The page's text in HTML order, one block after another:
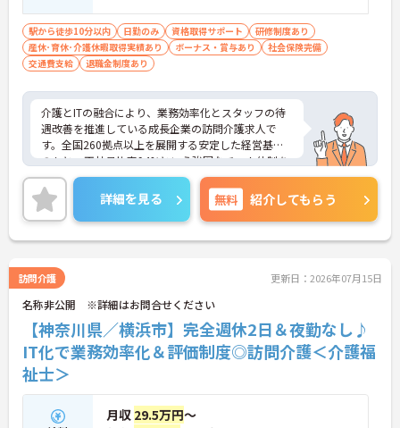
【20年以上黒字経営の安定基盤のもと、長期的に活
躍できます】
・横浜型地域貢献企業にも認定された信頼ある法人
で、ライフステージが変わっても安心して働き続け
られます
・育児短時間勤務や永年勤続表彰制度など、スタッ
フの貢献をしっかりと評価し還元する体制が整って
います
駅から徒歩10分以内 日勤のみ 資格取得サポート
研修制度あり
産休･育休･介護休暇取得実績あり
ボーナス・賞与あり
社会保険完備
交通費支給
退職金制度あり
介護とITの融合により、業務効率化とスタッフの待
遇改善を推進している成長企業の訪問介護求人で
す。全国260拠点以上を展開する安定した経営基盤
のもと、正社員比率94%という強固なチーム体制を
構築しています。介護福祉士資格手当や年2回の評価
面談など、専門資格と成果が収入に直結する仕組み
が整っています。夜勤なしの完全週休2日制（曜日固
定）を採用し、日々の記録業務はスマートフォンで
完結するため、施設勤務特有の不規則なシフトや煩
定期的な面談で不安を解消できるフォロー体制もあ
り、介護福祉士としてサ責や管理者への着実なキャ
リアアップを目指す有資格者の方に推奨できる環境
です。
★おすすめPOINT★
【夜勤なし・曜日固定の休日で、身体への負担を抑
えた働き方が実現できます】
しないため、生活リズムを整えながら健康的に働き
詳細を見る 無料 紹介してもらう
訪問介護 更新日：2026年07月15日
名称非公開 ※詳細はお問合せください
【神奈川県／横浜市】完全週休2日＆夜勤なし♪
IT化で業務効率化＆評価制度◎訪問介護＜介護福
祉士＞
月収 29.5万円～